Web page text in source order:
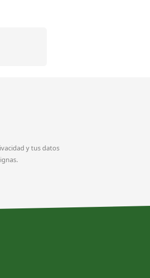
y tus datos